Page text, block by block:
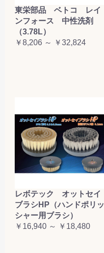
東栄部品 ベトコ レイ
ンフォース 中性洗剤
（3.78L）
￥8,206 ～ ￥32,824
レボテック オットセイ
ブラシHP（ハンドポリッ
シャー用ブラシ）
￥16,940 ～ ￥18,480